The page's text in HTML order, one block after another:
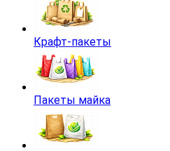
Крафт-пакеты
Пакеты майка